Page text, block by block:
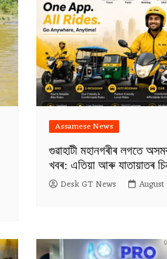
Assamese News
গুৱাহাটী মহানগৰীৰ লগতে
খবৰ: এতিয়া আৰু যাতায়াতৰ
Desk GT News August